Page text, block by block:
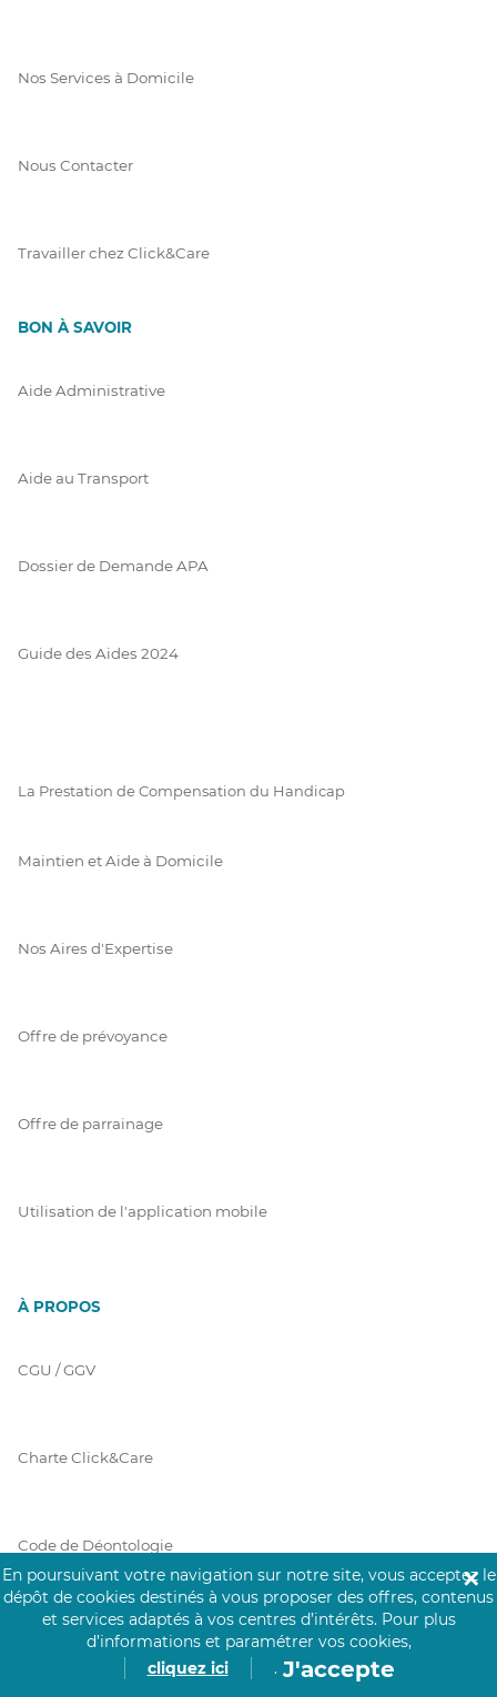
Nos Services à Domicile
Nous Contacter
Travailler chez Click&Care
BON À SAVOIR
Aide Administrative
Aide au Transport
Dossier de Demande APA
Guide des Aides 2024
La Prestation de Compensation du Handicap
Maintien et Aide à Domicile
Nos Aires d'Expertise
Offre de prévoyance
Offre de parrainage
Utilisation de l'application mobile
À PROPOS
CGU / GGV
Charte Click&Care
Code de Déontologie
Mentions Légales
En poursuivant votre navigation sur notre site, vous acceptez le
dépôt de cookies destinés à vous proposer des offres, contenus
et services adaptés à vos centres d’intérêts. Pour plus
d’informations et paramétrer vos cookies,
cliquez ici
. J'accepte
✕